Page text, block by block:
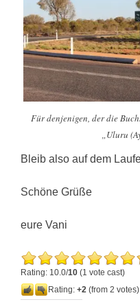
Für denjenigen, der die
„Uluru
Bleib also auf dem
Schöne Grüße
eure Vani
Rating: 10.0/10 (1 vote cast)
Rating:+2 (from 2 votes)